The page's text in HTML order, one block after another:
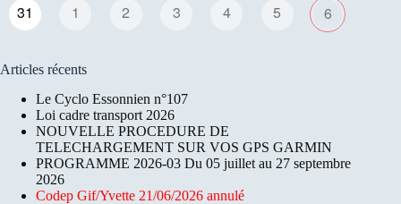
31 1 2 3 4 5 6
Articles récents
Le Cyclo Essonnien n°107
Loi cadre transport 2026
NOUVELLE PROCEDURE DE
TELECHARGEMENT SUR VOS GPS GARMIN
PROGRAMME 2026-03 Du 05 juillet au 27 septembre
2026
Codep Gif/Yvette 21/06/2026 annulé